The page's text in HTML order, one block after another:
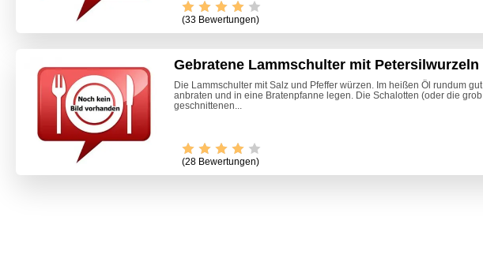
(33 Bewertungen)
Gebratene Lammschulter mit Petersilwurzeln
Die Lammschulter mit Salz und Pfeffer würzen. Im heißen Öl rundum gut
anbraten und in eine Bratenpfanne legen. Die Schalotten (oder die grob
geschnittenen...
(28 Bewertungen)